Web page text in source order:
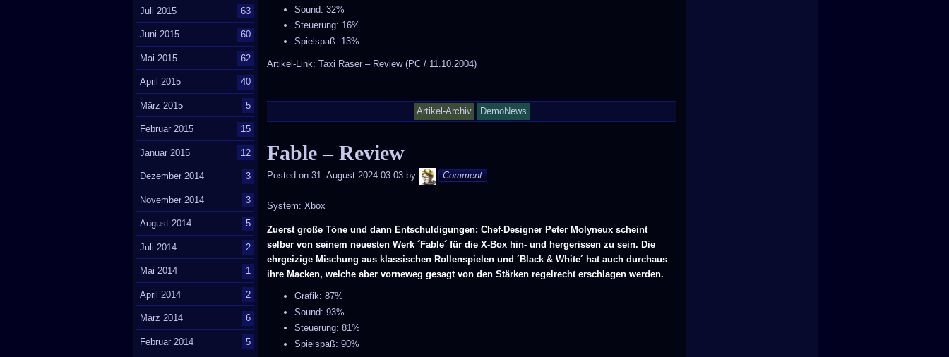
Sound: 32%
Steuerung: 16%
Spielspaß: 13%
Artikel-Link:Taxi Raser – Review (PC / 11.10.2004)
Artikel-Archiv DemoNews
Fable – Review
Posted on 31. August 2024 03:03 by Andy
Comment
System: Xbox
Zuerst große Töne und dann Entschuldigungen: Chef-Designer Peter Molyneux scheint
selber von seinem neuesten Werk ´Fable´ für die X-Box hin- und hergerissen zu sein. Die
ehrgeizige Mischung aus klassischen Rollenspielen und ´Black & White´ hat auch durchaus
ihre Macken, welche aber vorneweg gesagt von den Stärken regelrecht erschlagen werden.
Grafik: 87%
Sound: 93%
Steuerung: 81%
Spielspaß: 90%
Juli 2015 63
Juni 2015 60
Mai 2015 62
April 2015 40
März 2015 5
Februar 2015 15
Januar 2015 12
Dezember 2014 3
November 2014 3
August 2014 5
Juli 2014 2
Mai 2014 1
April 2014 2
März 2014 6
Februar 2014 5